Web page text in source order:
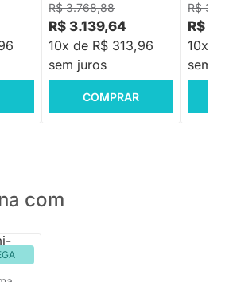
R$ 3.768,88
R$ 3.139,64
10x de R$ 313,96
sem juros
COMPRAR
R$
R$
10x de
sem
com